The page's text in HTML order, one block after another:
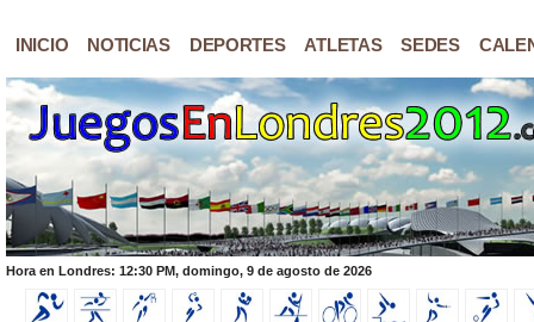
INICIO NOTICIAS DEPORTES ATLETAS SEDES
Hora en Londres: 12:30 PM, domingo, 9 de agosto de 2026